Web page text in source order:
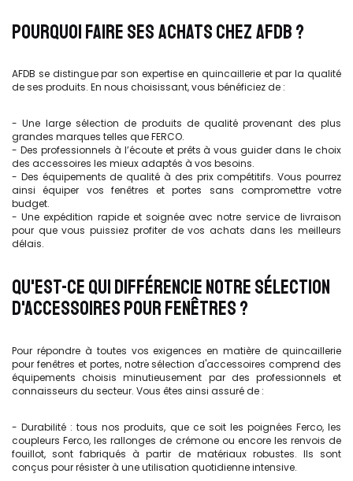
POURQUOI FAIRE SES ACHATS CHEZ AFDB ?
AFDB se distingue par son expertise en quincaillerie et par la qualité
de ses produits. En nous choisissant, vous bénéficiez de :
- Une large sélection de produits de qualité provenant des plus
grandes marques telles que FERCO.
- Des professionnels à l’écoute et prêts à vous guider dans le choix
des accessoires les mieux adaptés à vos besoins.
- Des équipements de qualité à des prix compétitifs. Vous pourrez
ainsi équiper vos fenêtres et portes sans compromettre votre
budget.
- Une expédition rapide et soignée avec notre service de livraison
pour que vous puissiez profiter de vos achats dans les meilleurs
délais.
QU'EST-CE QUI DIFFÉRENCIE NOTRE SÉLECTION
D'ACCESSOIRES POUR FENÊTRES ?
Pour répondre à toutes vos exigences en matière de quincaillerie
pour fenêtres et portes, notre sélection d'accessoires comprend des
équipements choisis minutieusement par des professionnels et
connaisseurs du secteur. Vous êtes ainsi assuré de :
- Durabilité : tous nos produits, que ce soit les poignées Ferco, les
coupleurs Ferco, les rallonges de crémone ou encore les renvois de
fouillot, sont fabriqués à partir de matériaux robustes. Ils sont
conçus pour résister à une utilisation quotidienne intensive.